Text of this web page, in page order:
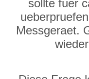
sollte fuer
Messgeraet.